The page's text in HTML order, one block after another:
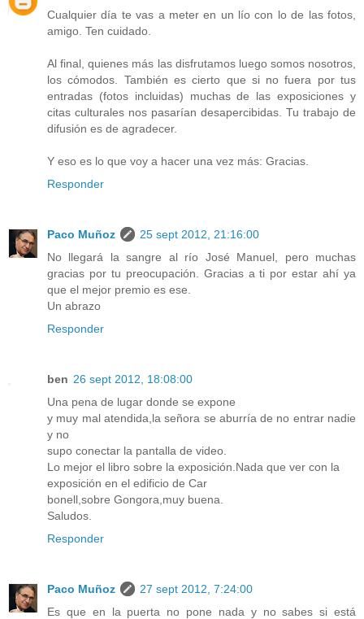
Cualquier día te vas a meter en un lío con lo de las fotos,
amigo. Ten cuidado.
Al final, quienes más las disfrutamos luego somos nosotros,
los cómodos. También es cierto que si no fuera por tus
entradas (fotos incluidas) muchas de las exposiciones y
citas culturales nos pasarían desapercibidas. Tu trabajo de
difusión es de agradecer.
Y eso es lo que voy a hacer una vez más: Gracias.
Responder
Paco Muñoz
25 sept 2012, 21:16:00
No llegará la sangre al río José Manuel, pero muchas
gracias por tu preocupación. Gracias a ti por estar ahí ya
que el mejor premio es ese.
Un abrazo
Responder
ben 26 sept 2012, 18:08:00
Una pena de lugar donde se expone
y muy mal atendida,la señora se aburría de no entrar nadie
y no
supo conectar la pantalla de video.
Lo mejor el libro sobre la exposición.Nada que ver con la
exposición en el edificio de Car
bonell,sobre Gongora,muy buena.
Saludos.
Responder
Paco Muñoz
27 sept 2012, 7:24:00
Es que en la puerta no pone nada y no sabes si está